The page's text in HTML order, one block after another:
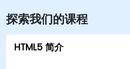
探索我们的课程
HTML5 简介